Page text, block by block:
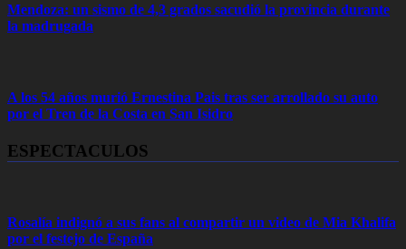
Mendoza: un sismo de 4,3 grados sacudió la provincia durante
la madrugada
A los 54 años murió Ernestina Pais tras ser arrollado su auto
por el Tren de la Costa en San Isidro
ESPECTACULOS
Rosalía indignó a sus fans al compartir un video de Mia Khalifa
por el festejo de España